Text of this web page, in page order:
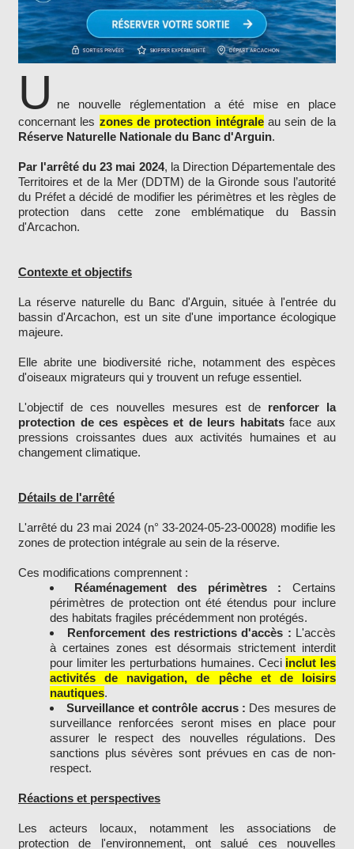
U
ne nouvelle réglementation a été mise en place
concernant les zones de protection intégraleau sein de la
Réserve Naturelle Nationale du Banc d'Arguin.
Par l'arrêté du 23 mai 2024, la Direction Départementale des
Territoires et de la Mer (DDTM) de la Gironde sous l’autorité
du Préfet a décidé de modifier les périmètres et les règles de
protection dans cette zone emblématique du Bassin
d'Arcachon.
Contexte et objectifs
La réserve naturelle du Banc d'Arguin, située à l'entrée du
bassin d'Arcachon, est un site d'une importance écologique
majeure.
Elle abrite une biodiversité riche, notamment des espèces
d'oiseaux migrateurs qui y trouvent un refuge essentiel.
L'objectif de ces nouvelles mesures est de renforcer la
protection de ces espèces et de leurs habitatsface aux
pressions croissantes dues aux activités humaines et au
changement climatique.
Détails de l'arrêté
L'arrêté du 23 mai 2024 (n° 33-2024-05-23-00028) modifie les
zones de protection intégrale au sein de la réserve.
Ces modifications comprennent :
Réaménagement des périmètres :Certains
périmètres de protection ont été étendus pour inclure
des habitats fragiles précédemment non protégés.
Renforcement des restrictions d'accès : L'accès
à certaines zones est désormais strictement interdit
pour limiter les perturbations humaines. Ceci inclut les
activités de navigation, de pêche et de loisirs
nautiques.
Surveillance et contrôle accrus : Des mesures de
surveillance renforcées seront mises en place pour
assurer le respect des nouvelles régulations. Des
sanctions plus sévères sont prévues en cas de non-
respect.
Réactions et perspectives
Les acteurs locaux, notamment les associations de
protection de l'environnement, ont salué ces nouvelles